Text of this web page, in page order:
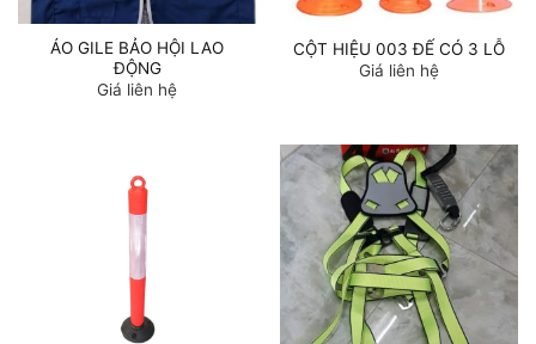
ÁO GILE BẢO HỘI LAO
ĐỘNG
Giá liên hệ
CỘT HIỆU 003 ĐẾ CÓ 3 LỖ
Giá liên hệ